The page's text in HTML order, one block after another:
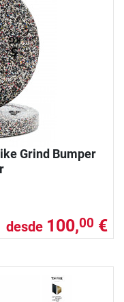
Grind Bumper
desde 100,00 €